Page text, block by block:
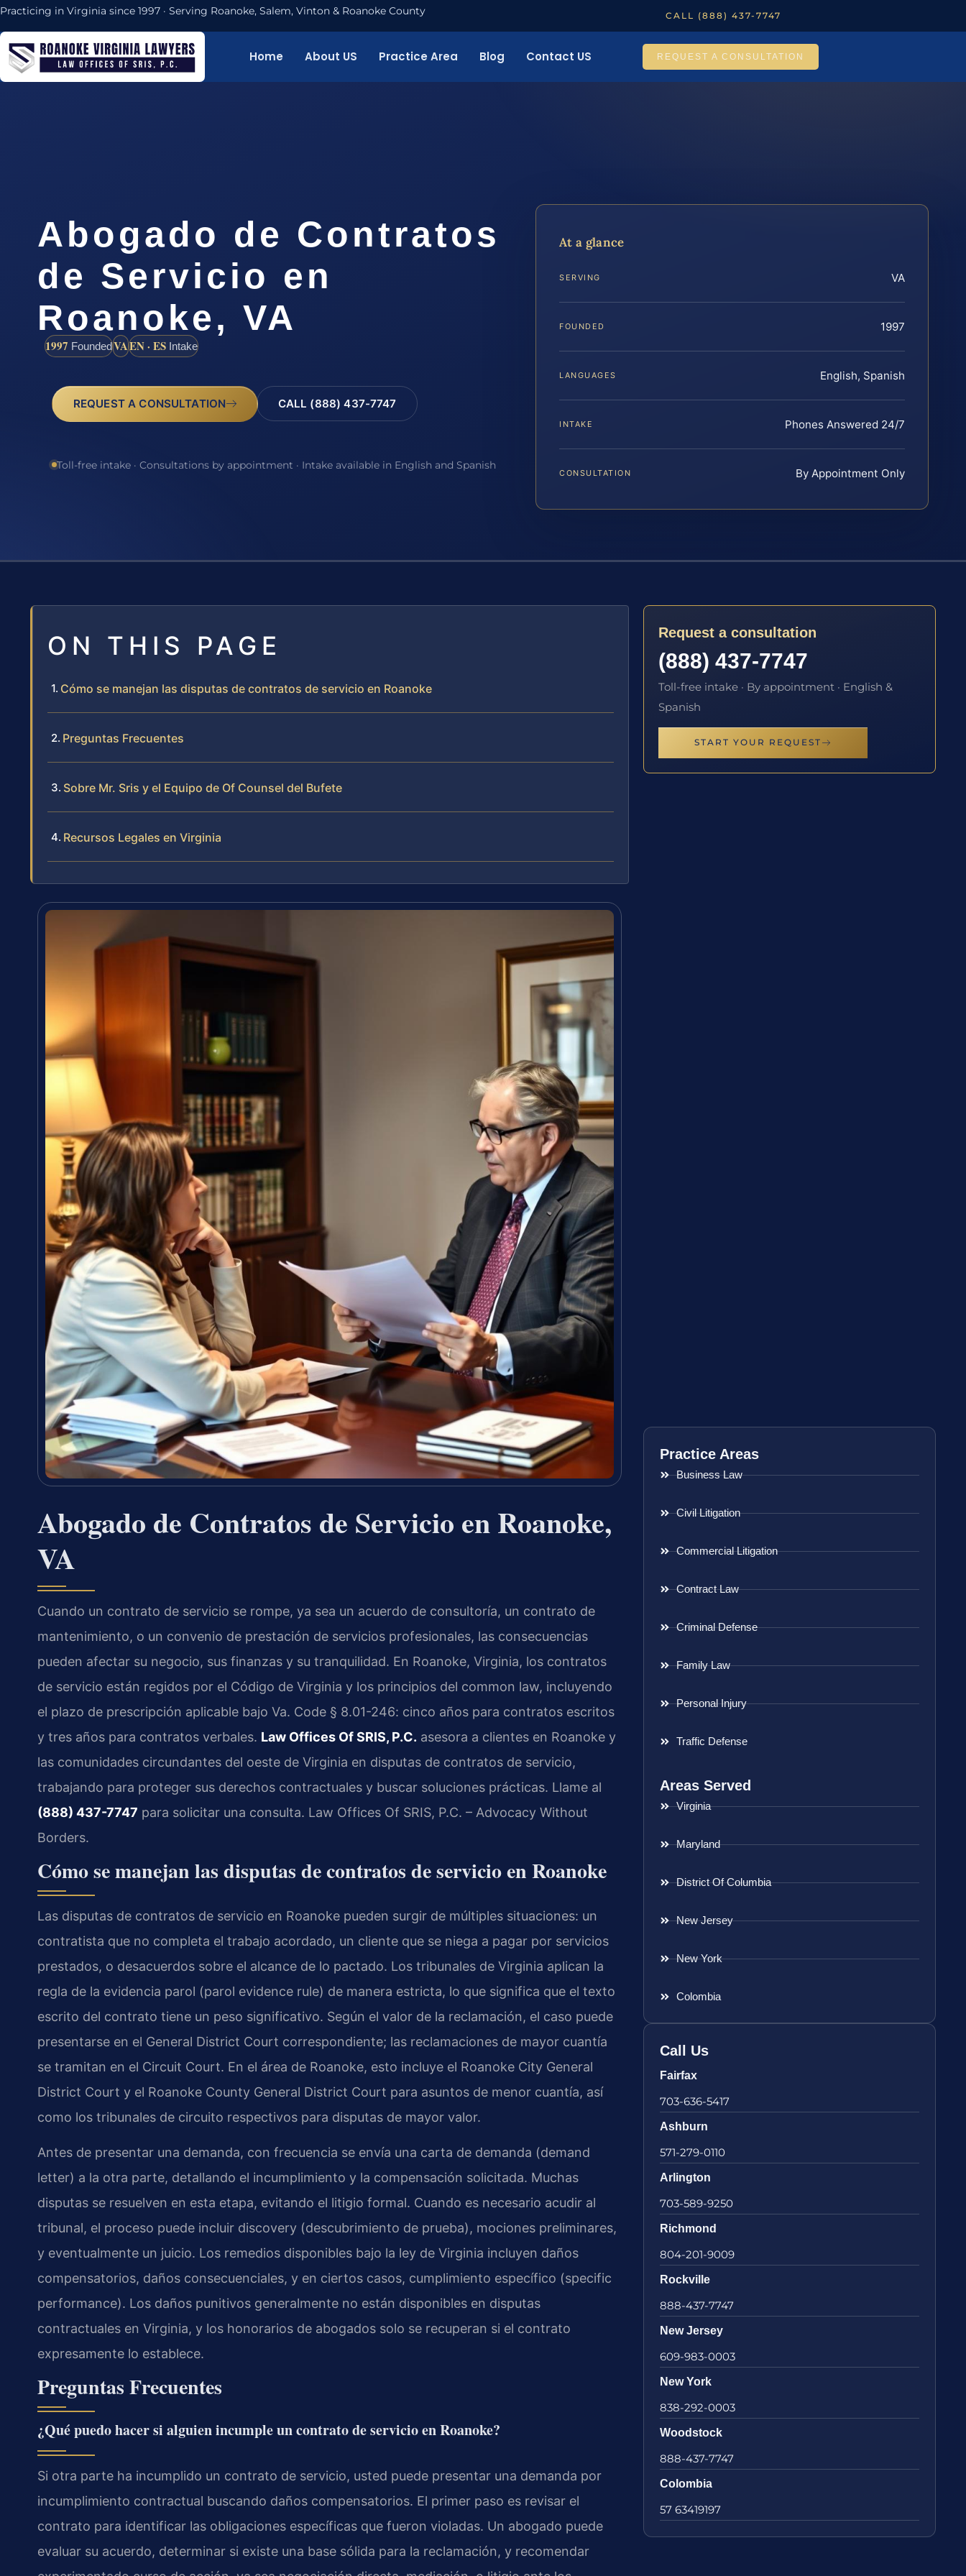
Practicing in Virginia since 1997 · Serving Roanoke, Salem, Vinton & Roanoke County CALL (888) 437-7747
Home About US Practice Area Blog Contact US REQUEST A CONSULTATION
Abogado de Contratos
de Servicio en
Roanoke, VA
1997 FoundedVAEN · ES Intake
REQUEST A CONSULTATION CALL (888) 437-7747
Toll-free intake · Consultations by appointment · Intake available in English and Spanish
At a glance
SERVING VA
FOUNDED 1997
LANGUAGES English, Spanish
INTAKE Phones Answered 24/7
CONSULTATION By Appointment Only
ON THIS PAGE
Cómo se manejan las disputas de contratos de servicio en Roanoke
Preguntas Frecuentes
Sobre Mr. Sris y el Equipo de Of Counsel del Bufete
Recursos Legales en Virginia
Abogado de Contratos de Servicio en Roanoke,
VA
Cuando un contrato de servicio se rompe, ya sea un acuerdo de consultoría, un contrato de
mantenimiento, o un convenio de prestación de servicios profesionales, las consecuencias
pueden afectar su negocio, sus finanzas y su tranquilidad. En Roanoke, Virginia, los contratos
de servicio están regidos por el Código de Virginia y los principios del common law, incluyendo
el plazo de prescripción aplicable bajo Va. Code § 8.01-246: cinco años para contratos escritos
y tres años para contratos verbales. Law Offices Of SRIS, P.C. asesora a clientes en Roanoke y
las comunidades circundantes del oeste de Virginia en disputas de contratos de servicio,
trabajando para proteger sus derechos contractuales y buscar soluciones prácticas. Llame al
(888) 437-7747 para solicitar una consulta. Law Offices Of SRIS, P.C. – Advocacy Without
Borders.
Cómo se manejan las disputas de contratos de servicio en Roanoke
Las disputas de contratos de servicio en Roanoke pueden surgir de múltiples situaciones: un
contratista que no completa el trabajo acordado, un cliente que se niega a pagar por servicios
prestados, o desacuerdos sobre el alcance de lo pactado. Los tribunales de Virginia aplican la
regla de la evidencia parol (parol evidence rule) de manera estricta, lo que significa que el texto
escrito del contrato tiene un peso significativo. Según el valor de la reclamación, el caso puede
presentarse en el General District Court correspondiente; las reclamaciones de mayor cuantía
se tramitan en el Circuit Court. En el área de Roanoke, esto incluye el Roanoke City General
District Court y el Roanoke County General District Court para asuntos de menor cuantía, así
como los tribunales de circuito respectivos para disputas de mayor valor.
Antes de presentar una demanda, con frecuencia se envía una carta de demanda (demand
letter) a la otra parte, detallando el incumplimiento y la compensación solicitada. Muchas
disputas se resuelven en esta etapa, evitando el litigio formal. Cuando es necesario acudir al
tribunal, el proceso puede incluir discovery (descubrimiento de prueba), mociones preliminares,
y eventualmente un juicio. Los remedios disponibles bajo la ley de Virginia incluyen daños
compensatorios, daños consecuenciales, y en ciertos casos, cumplimiento específico (specific
performance). Los daños punitivos generalmente no están disponibles en disputas
contractuales en Virginia, y los honorarios de abogados solo se recuperan si el contrato
expresamente lo establece.
Preguntas Frecuentes
¿Qué puedo hacer si alguien incumple un contrato de servicio en Roanoke?
Si otra parte ha incumplido un contrato de servicio, usted puede presentar una demanda por
incumplimiento contractual buscando daños compensatorios. El primer paso es revisar el
contrato para identificar las obligaciones específicas que fueron violadas. Un abogado puede
evaluar su acuerdo, determinar si existe una base sólida para la reclamación, y recomendar
Request a consultation
(888) 437-7747
Toll-free intake · By appointment · English &
Spanish
START YOUR REQUEST
Practice Areas
Business Law
Civil Litigation
Commercial Litigation
Contract Law
Criminal Defense
Family Law
Personal Injury
Traffic Defense
Areas Served
Virginia
Maryland
District Of Columbia
New Jersey
New York
Colombia
Call Us
Fairfax
703-636-5417
Ashburn
571-279-0110
Arlington
703-589-9250
Richmond
804-201-9009
Rockville
888-437-7747
New Jersey
609-983-0003
New York
838-292-0003
Woodstock
888-437-7747
Colombia
57 63419197